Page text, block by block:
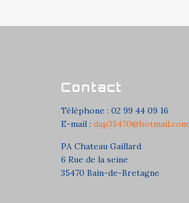
Contact
Téléphone : 02 99 44 09 16
E-mail : dap35470@hotmail.com
PA Chateau Gaillard
6 Rue de la seine
35470 Bain-de-Bretagne